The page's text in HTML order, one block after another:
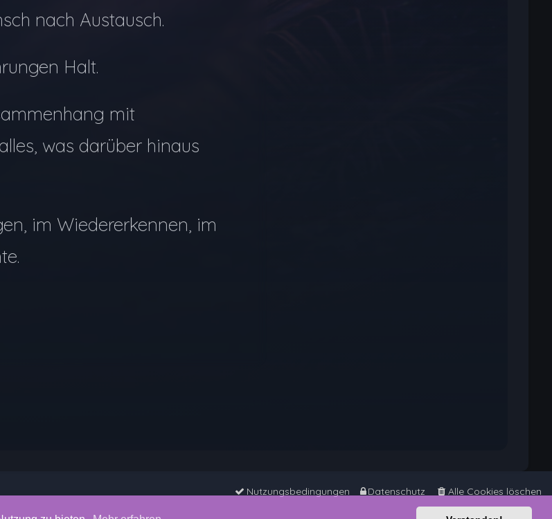
nach Austausch.
Halt.
mit
was darüber hinaus
im Wiedererkennen, im
Alle Cookies löschen
Datenschutz
Nutzungsbedingungen